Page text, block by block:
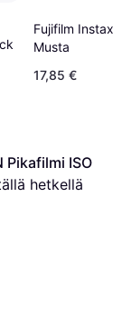
Fujifilm Instax
Musta
17,85 €
Pikafilmi ISO
hetkellä